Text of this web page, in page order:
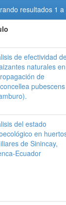
resultados 1 a
de efectividad
naturales en
de
pubescens
del estado
en
de Sinincay,
Ecuador